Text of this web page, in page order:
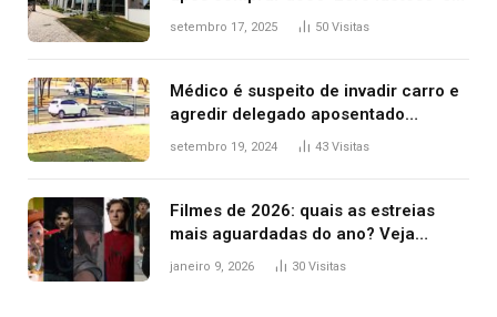
filha ter reação alérgica grave
setembro 17, 2025 50 Visitas
Médico é suspeito de invadir carro e
agredir delegado aposentado
durante confusão no trânsito
setembro 19, 2024 43 Visitas
Filmes de 2026: quais as estreias
mais aguardadas do ano? Veja
principais lançamentos do cinema
janeiro 9, 2026 30 Visitas